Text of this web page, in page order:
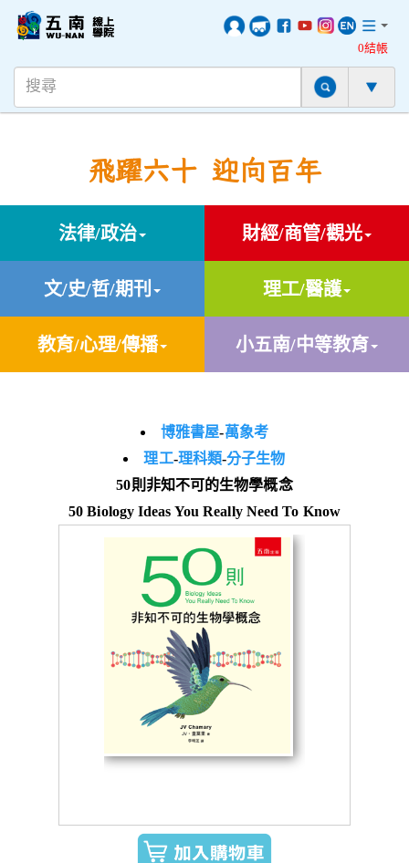
0結帳
飛躍六十 迎向百年
法律/政治 財經/商管/觀光
文/史/哲/期刊 理工/醫護
教育/心理/傳播 小五南/中等教育
博雅書屋-萬象考
理工-理科類-分子生物
50則非知不可的生物學概念
50 Biology Ideas You Really Need To Know